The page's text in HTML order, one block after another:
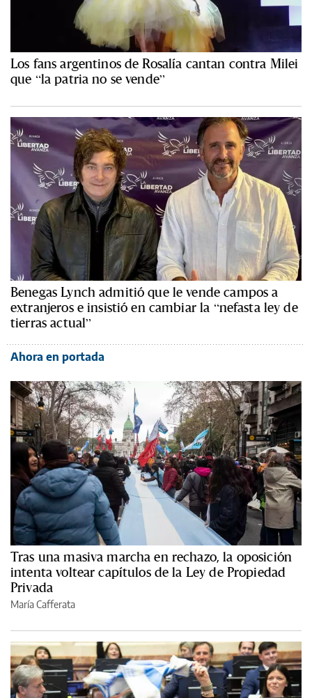
Los fans argentinos de Rosalía cantan contra Milei
que “la patria no se vende”
Benegas Lynch admitió que le vende campos a
extranjeros e insistió en cambiar la “nefasta ley de
tierras actual”
Ahora en portada
Tras una masiva marcha en rechazo, la oposición
intenta voltear capítulos de la Ley de Propiedad
Privada
María Cafferata